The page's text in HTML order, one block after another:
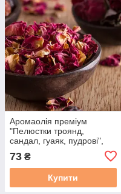
Аромаолія преміум
"Пелюстки троянд,
сандал, гуаяк, пудрові",
"Sandalwood Rose",
Flaming candle
73 ₴
Купити